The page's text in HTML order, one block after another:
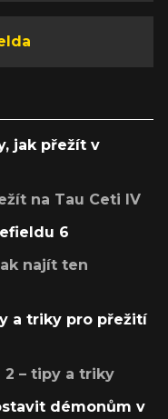
jak přežít v
na Tau Ceti IV
6
najít ten
a triky pro přežití
2 – tipy a triky
démonům v